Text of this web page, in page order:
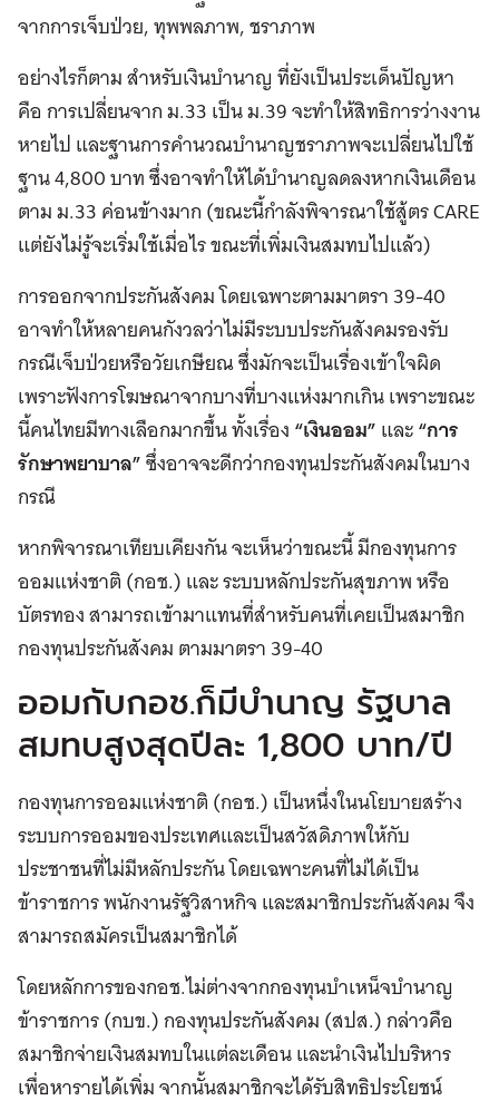
จากการเจ็บป่วย, ทุพพลภาพ, ชราภาพ
อย่างไรก็ตาม สำหรับเงินบำนาญ ที่ยังเป็นประเด็นปัญหา
คือ การเปลี่ยนจาก ม.33 เป็น ม.39 จะทำให้สิทธิการว่างงาน
หายไป และฐานการคำนวณบำนาญชราภาพจะเปลี่ยนไปใช้
ฐาน 4,800 บาท ซึ่งอาจทำให้ได้บำนาญลดลงหากเงินเดือน
ตาม ม.33 ค่อนข้างมาก (ขณะนี้กำลังพิจารณาใช้สู้ตร CARE
แต่ยังไม่รู้จะเริ่มใช้เมื่อไร ขณะที่เพิ่มเงินสมทบไปแล้ว)
การออกจากประกันสังคม โดยเฉพาะตามมาตรา 39-40
อาจทำให้หลายคนกังวลว่าไม่มีระบบประกันสังคมรองรับ
กรณีเจ็บป่วยหรือวัยเกษียณ ซึ่งมักจะเป็นเรื่องเข้าใจผิด
เพราะฟังการโฆษณาจากบางที่บางแห่งมากเกิน เพราะขณะ
นี้คนไทยมีทางเลือกมากขึ้น ทั้งเรื่อง“เงินออม”และ“การ
รักษาพยาบาล”ซึ่งอาจจะดีกว่ากองทุนประกันสังคมในบาง
กรณี
หากพิจารณาเทียบเคียงกัน จะเห็นว่าขณะนี้ มีกองทุนการ
ออมแห่งชาติ (กอช.) และ ระบบหลักประกันสุขภาพ หรือ
บัตรทอง สามารถเข้ามาแทนที่สำหรับคนที่เคยเป็นสมาชิก
กองทุนประกันสังคม ตามมาตรา 39-40
ออมกับกอช.ก็มีบำนาญ รัฐบาล
สมทบสูงสุดปีละ 1,800 บาท/ปี
กองทุนการออมแห่งชาติ (กอช.) เป็นหนึ่งในนโยบายสร้าง
ระบบการออมของประเทศและเป็นสวัสดิภาพให้กับ
ประชาชนที่ไม่มีหลักประกัน โดยเฉพาะคนที่ไม่ได้เป็น
ข้าราชการ พนักงานรัฐวิสาหกิจ และสมาชิกประกันสังคม จึง
สามารถสมัครเป็นสมาชิกได้
โดยหลักการของกอช.ไม่ต่างจากกองทุนบำเหน็จบำนาญ
ข้าราชการ (กบข.) กองทุนประกันสังคม (สปส.) กล่าวคือ
สมาชิกจ่ายเงินสมทบในแต่ละเดือน และนำเงินไปบริหาร
เพื่อหารายได้เพิ่ม จากนั้นสมาชิกจะได้รับสิทธิประโยชน์